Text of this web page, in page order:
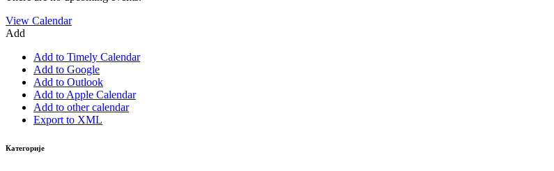
View Calendar
Add
Add to Timely Calendar
Add to Google
Add to Outlook
Add to Apple Calendar
Add to other calendar
Export to XML
Категорије